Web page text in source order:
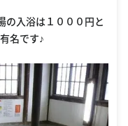
の入浴は１０００円と
名です♪